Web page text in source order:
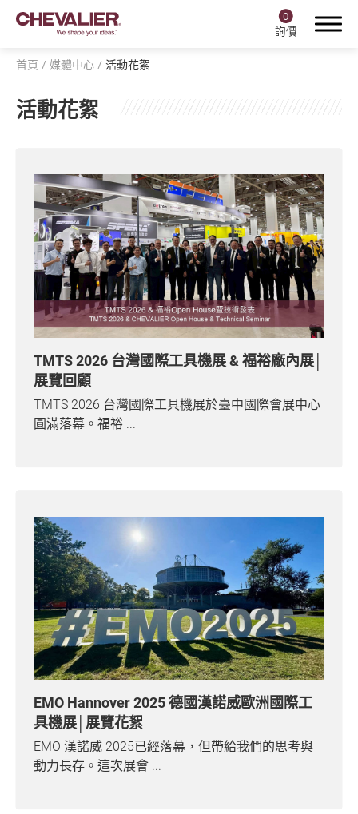
0
詢價
首頁 媒體中心 活動花絮
活動花絮
TMTS 2026 台灣國際工具機展 & 福裕廠內展│
展覽回顧
TMTS 2026 台灣國際工具機展於臺中國際會展中心
圓滿落幕。福裕 ...
EMO Hannover 2025 德國漢諾威歐洲國際工
具機展│展覽花絮
EMO 漢諾威 2025已經落幕，但帶給我們的思考與
動力長存。這次展會 ...
產品中心
福裕智能+
產業應用
關於福裕
投資人專區
聯絡我們
媒體中心
福裕電子報
技術專欄
展覽訊息
媒體報導
活動花絮
社群連結
支援中心